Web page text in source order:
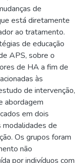
de
está diretamente
ao tratamento.
de educação
APS, sobre o
de HA a fim de
às
de intervenção,
abordagem
em dois
modalidades de
Os grupos foram
não
por indivíduos com